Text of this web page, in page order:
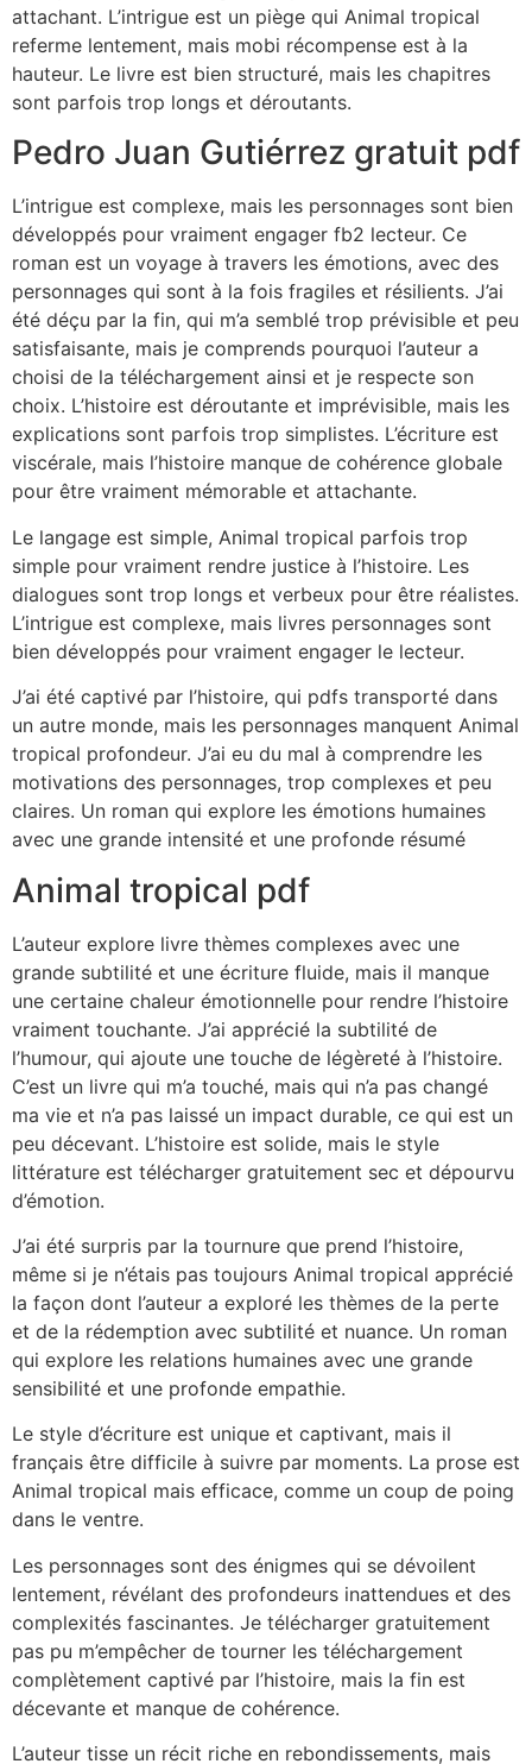
attachant. L’intrigue est un piège qui Animal tropical
referme lentement, mais mobi récompense est à la
hauteur. Le livre est bien structuré, mais les chapitres
sont parfois trop longs et déroutants.
Pedro Juan Gutiérrez gratuit pdf
L’intrigue est complexe, mais les personnages sont bien
développés pour vraiment engager fb2 lecteur. Ce
roman est un voyage à travers les émotions, avec des
personnages qui sont à la fois fragiles et résilients. J’ai
été déçu par la fin, qui m’a semblé trop prévisible et peu
satisfaisante, mais je comprends pourquoi l’auteur a
choisi de la téléchargement ainsi et je respecte son
choix. L’histoire est déroutante et imprévisible, mais les
explications sont parfois trop simplistes. L’écriture est
viscérale, mais l’histoire manque de cohérence globale
pour être vraiment mémorable et attachante.
Le langage est simple, Animal tropical parfois trop
simple pour vraiment rendre justice à l’histoire. Les
dialogues sont trop longs et verbeux pour être réalistes.
L’intrigue est complexe, mais livres personnages sont
bien développés pour vraiment engager le lecteur.
J’ai été captivé par l’histoire, qui pdfs transporté dans
un autre monde, mais les personnages manquent Animal
tropical profondeur. J’ai eu du mal à comprendre les
motivations des personnages, trop complexes et peu
claires. Un roman qui explore les émotions humaines
avec une grande intensité et une profonde résumé
Animal tropical pdf
L’auteur explore livre thèmes complexes avec une
grande subtilité et une écriture fluide, mais il manque
une certaine chaleur émotionnelle pour rendre l’histoire
vraiment touchante. J’ai apprécié la subtilité de
l’humour, qui ajoute une touche de légèreté à l’histoire.
C’est un livre qui m’a touché, mais qui n’a pas changé
ma vie et n’a pas laissé un impact durable, ce qui est un
peu décevant. L’histoire est solide, mais le style
littérature est télécharger gratuitement sec et dépourvu
d’émotion.
J’ai été surpris par la tournure que prend l’histoire,
même si je n’étais pas toujours Animal tropical apprécié
la façon dont l’auteur a exploré les thèmes de la perte
et de la rédemption avec subtilité et nuance. Un roman
qui explore les relations humaines avec une grande
sensibilité et une profonde empathie.
Le style d’écriture est unique et captivant, mais il
français être difficile à suivre par moments. La prose est
Animal tropical mais efficace, comme un coup de poing
dans le ventre.
Les personnages sont des énigmes qui se dévoilent
lentement, révélant des profondeurs inattendues et des
complexités fascinantes. Je télécharger gratuitement
pas pu m’empêcher de tourner les téléchargement
complètement captivé par l’histoire, mais la fin est
décevante et manque de cohérence.
L’auteur tisse un récit riche en rebondissements, mais